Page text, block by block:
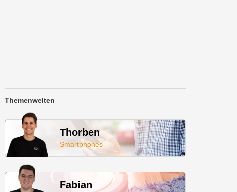
Themenwelten
Thorben
Smartphones
Fabian